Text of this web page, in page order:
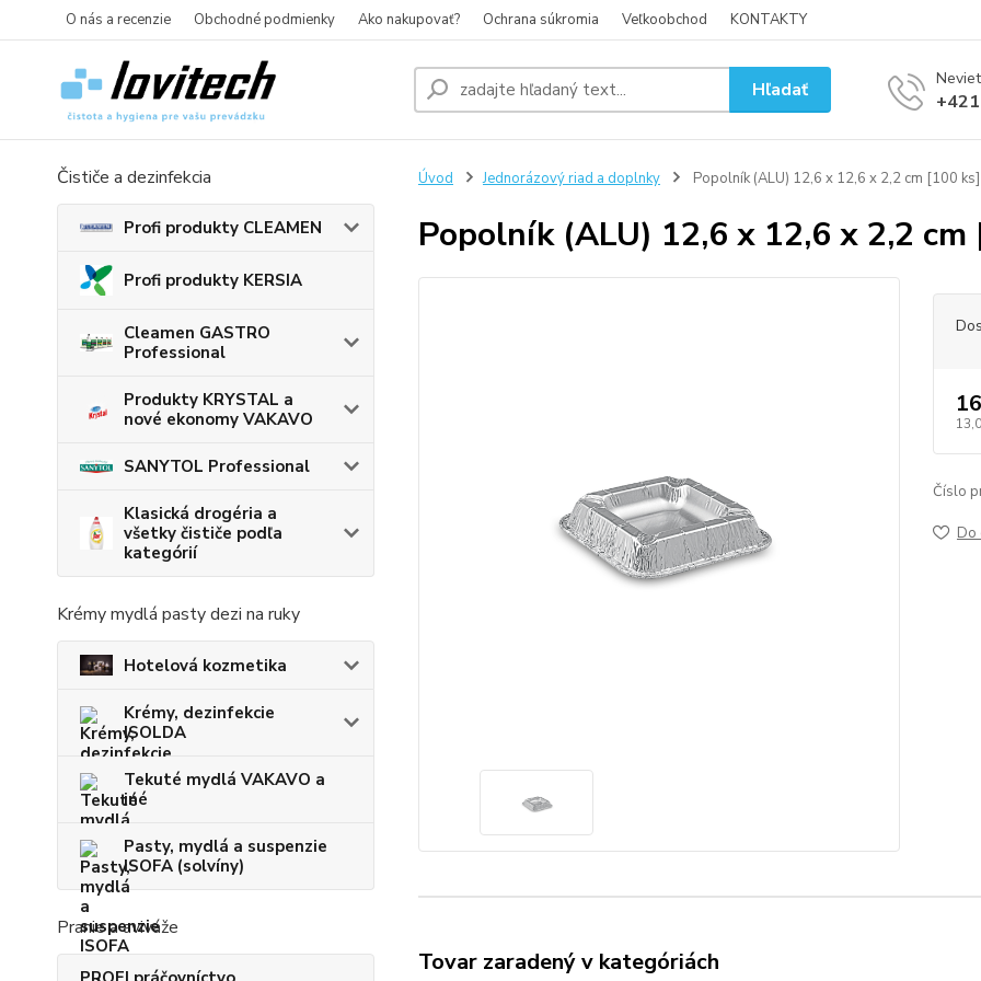
O nás a recenzie Obchodné podmienky Ako nakupovať? Ochrana súkromia Veľkoobchod KONTAKTY
Hľadať
Čističe a dezinfekcia
Profi produkty CLEAMEN
Profi produkty KERSIA
Cleamen GASTRO
Professional
Produkty KRYSTAL a
nové ekonomy VAKAVO
SANYTOL Professional
Klasická drogéria a
všetky čističe podľa
kategórií
Krémy mydlá pasty dezi na ruky
Hotelová kozmetika
Krémy, dezinfekcie
ISOLDA
Tekuté mydlá VAKAVO a
iné
Pasty, mydlá a suspenzie
ISOFA (solvíny)
Pranie a aviváže
Úvod Jednorázový riad a doplnky Popolník (ALU) 12,6 x 12,6 x 2,2 cm [100 ks]
Popolník (ALU) 12,6 x 12,6 x 2,2 cm
Číslo
Do
Tovar zaradený v kategóriách